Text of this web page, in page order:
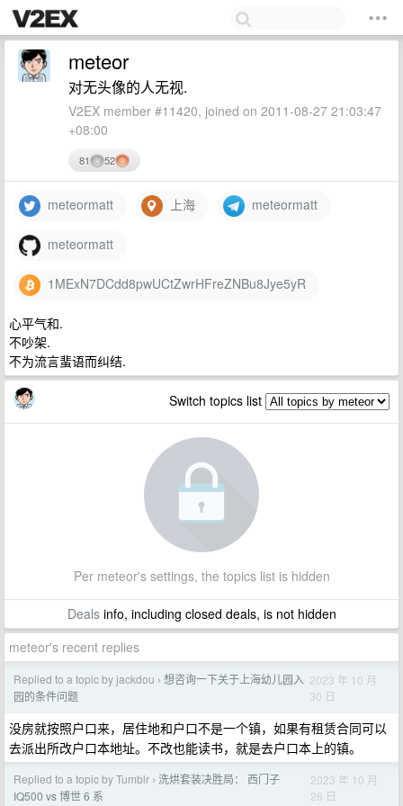
meteor
对无头像的人无视.
V2EX member #11420, joined on 2011-08-27 21:03:47
+08:00
81 52
meteormatt 上海 meteormatt
meteormatt
1MExN7DCdd8pwUCtZwrHFreZNBu8Jye5yR
心平气和.
不吵架.
不为流言蜚语而纠结.
Switch topics list
Per meteor's settings, the topics list is hidden
Dealsinfo, including closed deals, is not hidden
meteor's recent replies
Replied to a topic by jackdou › 想咨询一下关于上海幼儿园入
园的条件问题
2023 年 10 月
30 日
没房就按照户口来，居住地和户口不是一个镇，如果有租赁合同可以
去派出所改户口本地址。不改也能读书，就是去户口本上的镇。
Replied to a topic by Tumblr › 洗烘套装决胜局： 西门子
IQ500 vs 博世 6 系
2023 年 10 月
26 日